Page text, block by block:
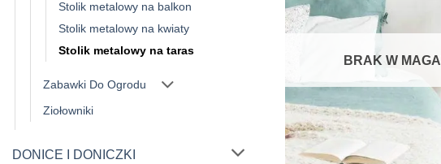
Stolik metalowy na balkon
Stolik metalowy na kwiaty
Stolik metalowy na taras
Zabawki Do Ogrodu
Ziołowniki
DONICE I DONICZKI
BRAK W